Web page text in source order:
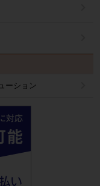
ーション